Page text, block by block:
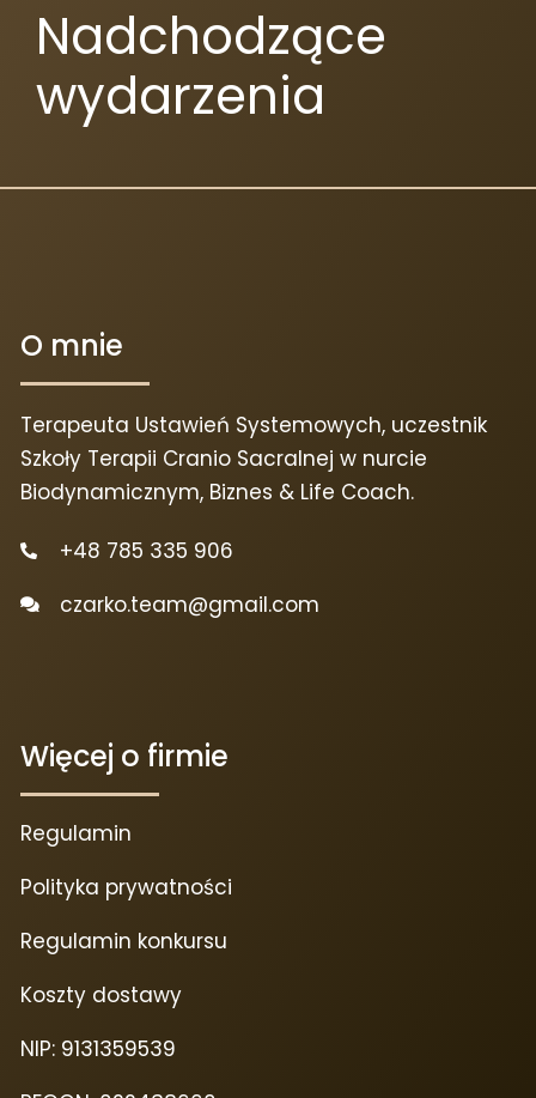
Nadchodzące
wydarzenia
O mnie
Terapeuta Ustawień Systemowych, uczestnik
Szkoły Terapii Cranio Sacralnej w nurcie
Biodynamicznym, Biznes & Life Coach.
+48 785 335 906
czarko.team@gmail.com
Więcej o firmie
Regulamin
Polityka prywatności
Regulamin konkursu
Koszty dostawy
NIP: 9131359539